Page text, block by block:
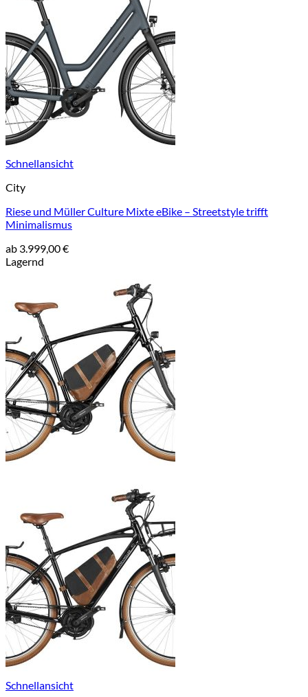
Schnellansicht
City
Riese und Müller Culture Mixte eBike – Streetstyle trifft
Minimalismus
ab 3.999,00€
Lagernd
Schnellansicht